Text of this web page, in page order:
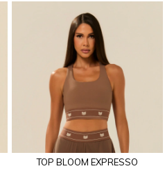
TOP BLOOM EXPRESSO